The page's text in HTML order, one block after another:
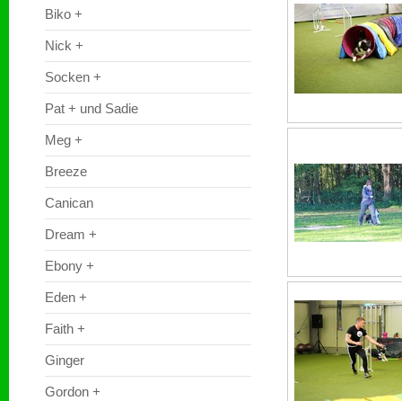
Biko +
Nick +
Socken +
Pat + und Sadie
Meg +
Breeze
Canican
Dream +
Ebony +
Eden +
Faith +
Ginger
Gordon +